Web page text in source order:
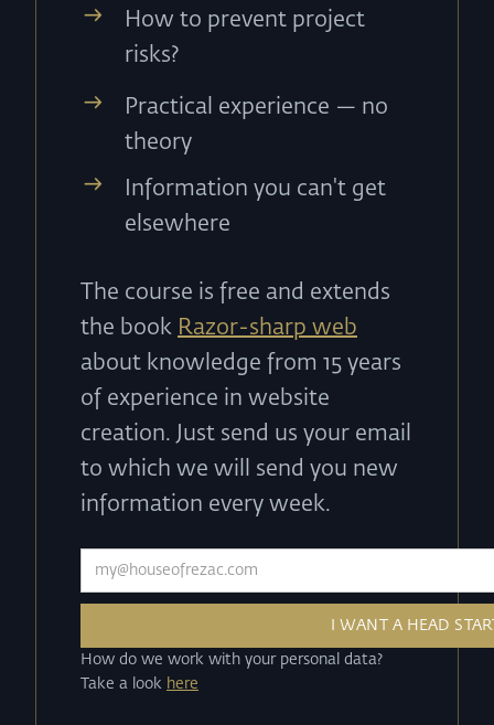
How to prevent project
risks?
Practical experience — no
theory
Information you can't get
elsewhere
The course is free and extends
the book Razor-sharp web
about knowledge from 15 years
of experience in website
creation. Just send us your email
to which we will send you new
information every week.
How do we work with your personal data?
Take a look here